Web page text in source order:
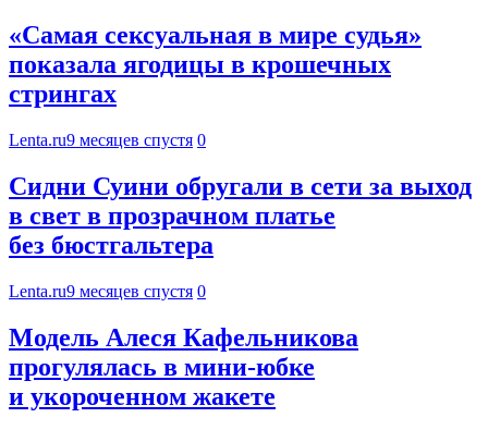
«Самая сексуальная в мире судья»
показала ягодицы в крошечных
стрингах
Lenta.ru9 месяцев спустя 0
Сидни Суини обругали в сети за выход
в свет в прозрачном платье
без бюстгальтера
Lenta.ru9 месяцев спустя 0
Модель Алеся Кафельникова
прогулялась в мини-юбке
и укороченном жакете